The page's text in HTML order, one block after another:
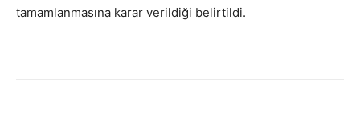
tamamlanmasına karar verildiği belirtildi.